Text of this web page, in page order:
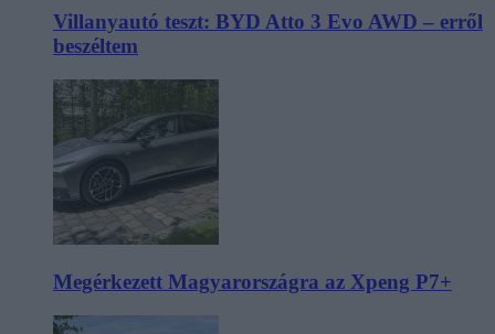
Villanyautó teszt: BYD Atto 3 Evo AWD – erről
beszéltem
Megérkezett Magyarországra az Xpeng P7+